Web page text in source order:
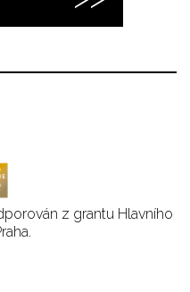
z grantu Hlavního